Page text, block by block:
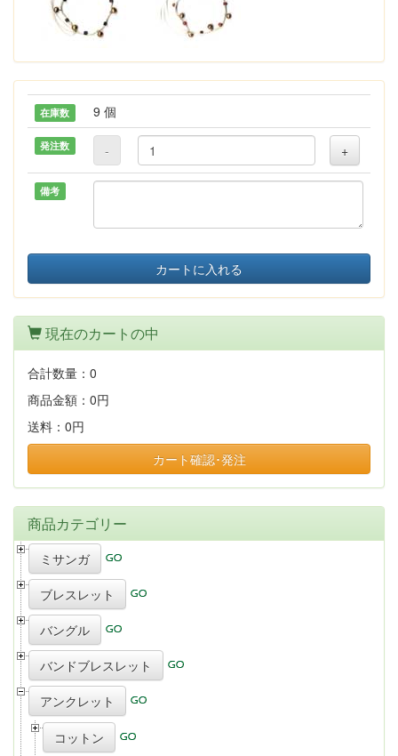
在庫数 9 個
発注数 - +
備考
カートに入れる
現在のカートの中
合計数量： 0
商品金額： 0円
送料： 0円
カート確認･発注
商品カテゴリー
ミサンガ
ブレスレット
バングル
バンドブレスレット
アンクレット
コットン